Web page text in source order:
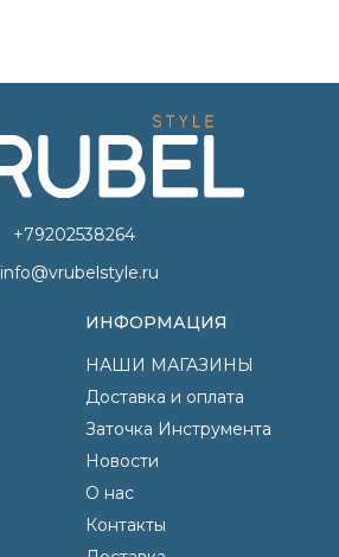
+79202538264
info@vrubelstyle.ru
ИНФОРМАЦИЯ
НАШИ МАГАЗИНЫ
Доставка и оплата
Заточка Инструмента
Новости
О нас
Контакты